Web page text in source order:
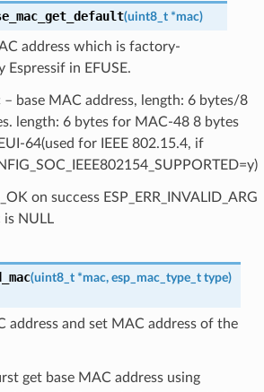
(uint8_t *mac)
address which is factory-
Espressif in EFUSE.
– base MAC address, length: 6 bytes/8
length: 6 bytes for MAC-48 8 bytes
64(used for IEEE 802.15.4, if
on success ESP_ERR_INVALID_ARG
is NULL
(uint8_t *mac, esp_mac_type_t type)
address and set MAC address of the
get base MAC address using